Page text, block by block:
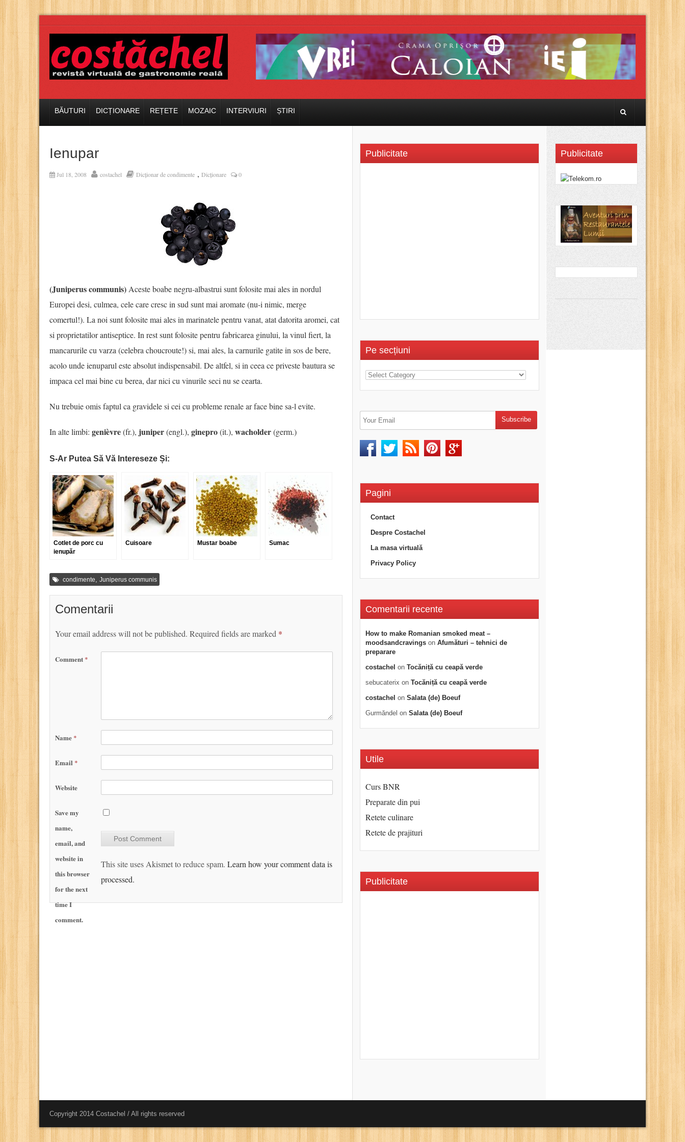
BĂUTURI DICȚIONARE REȚETE MOZAIC INTERVIURI ȘTIRI
Ienupar
Jul 18, 2008 costachel Dicționar de condimente , Dicționare 0
(Juniperus communis) Aceste boabe negru-albastrui sunt folosite mai ales in nordul
Europei desi, culmea, cele care cresc in sud sunt mai aromate (nu-i nimic, merge
comertul!). La noi sunt folosite mai ales in marinatele pentru vanat, atat datorita aromei, cat
si proprietatilor antiseptice. In rest sunt folosite pentru fabricarea ginului, la vinul fiert, la
mancarurile cu varza (celebra choucroute!) si, mai ales, la carnurile gatite in sos de bere,
acolo unde ienuparul este absolut indispensabil. De altfel, si in ceea ce priveste bautura se
impaca cel mai bine cu berea, dar nici cu vinurile seci nu se cearta.
Nu trebuie omis faptul ca gravidele si cei cu probleme renale ar face bine sa-l evite.
In alte limbi: genièvre(fr.), juniper(engl.), ginepro(it.), wacholder(germ.)
S-Ar Putea Să Vă Intereseze Și:
Cotlet de porc cu
ienupăr
Cuisoare Mustar boabe Sumac
condimente, Juniperus communis
Comentarii
Your email address will not be published. Required fields are marked *
Comment *
Name *
Email *
Website
Save my
name,
email, and
website in
this browser
for the next
time I
comment.
This site uses Akismet to reduce spam. Learn how your comment data is
processed.
Publicitate
Pe secțiuni
Pagini
Contact
Despre Costachel
La masa virtuală
Privacy Policy
Comentarii recente
How to make Romanian smoked meat –
moodsandcravings on Afumături – tehnici de
preparare
costachel on Tocăniță cu ceapă verde
sebucaterix on Tocăniță cu ceapă verde
costachel on Salata (de) Boeuf
Gurmăndel on Salata (de) Boeuf
Utile
Curs BNR
Preparate din pui
Retete culinare
Retete de prajituri
Publicitate
Publicitate
Copyright 2014 Costachel / All rights reserved